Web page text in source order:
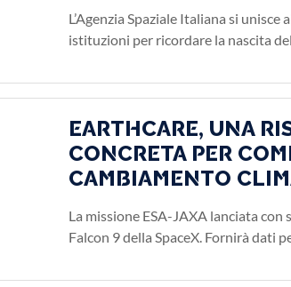
L’Agenzia Spaziale Italiana si
istituzioni per ricordare la nascita
EARTHCARE, UNA
CONCRETA PER
CAMBIAMENTO
La missione ESA-JAXA lanciata con
Falcon 9 della SpaceX. Fornirà dati